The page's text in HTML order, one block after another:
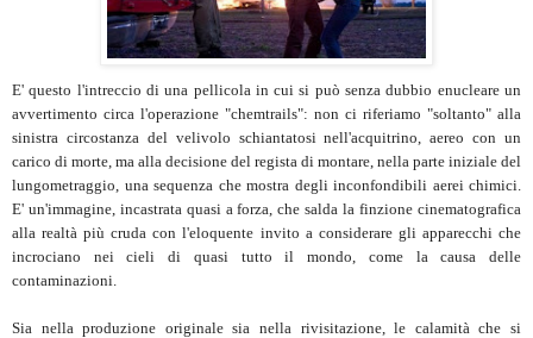
E' questo l'intreccio di una pellicola in cui si può senza dubbio enucleare un
avvertimento circa l'operazione "chemtrails": non ci riferiamo "soltanto" alla
sinistra circostanza del velivolo schiantatosi nell'acquitrino, aereo con un
carico di morte, ma alla decisione del regista di montare, nella parte iniziale del
lungometraggio, una sequenza che mostra degli inconfondibili aerei chimici.
E' un'immagine, incastrata quasi a forza, che salda la finzione cinematografica
alla realtà più cruda con l'eloquente invito a considerare gli apparecchi che
incrociano nei cieli di quasi tutto il mondo, come la causa delle
contaminazioni.
Sia nella produzione originale sia nella rivisitazione, le calamità che si